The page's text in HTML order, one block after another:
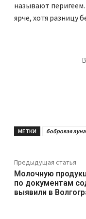
называют
ярче, хотя разницу
МЕТКИ бобровая луна
Предыдущая статья
Молочную
по документам
выявили в